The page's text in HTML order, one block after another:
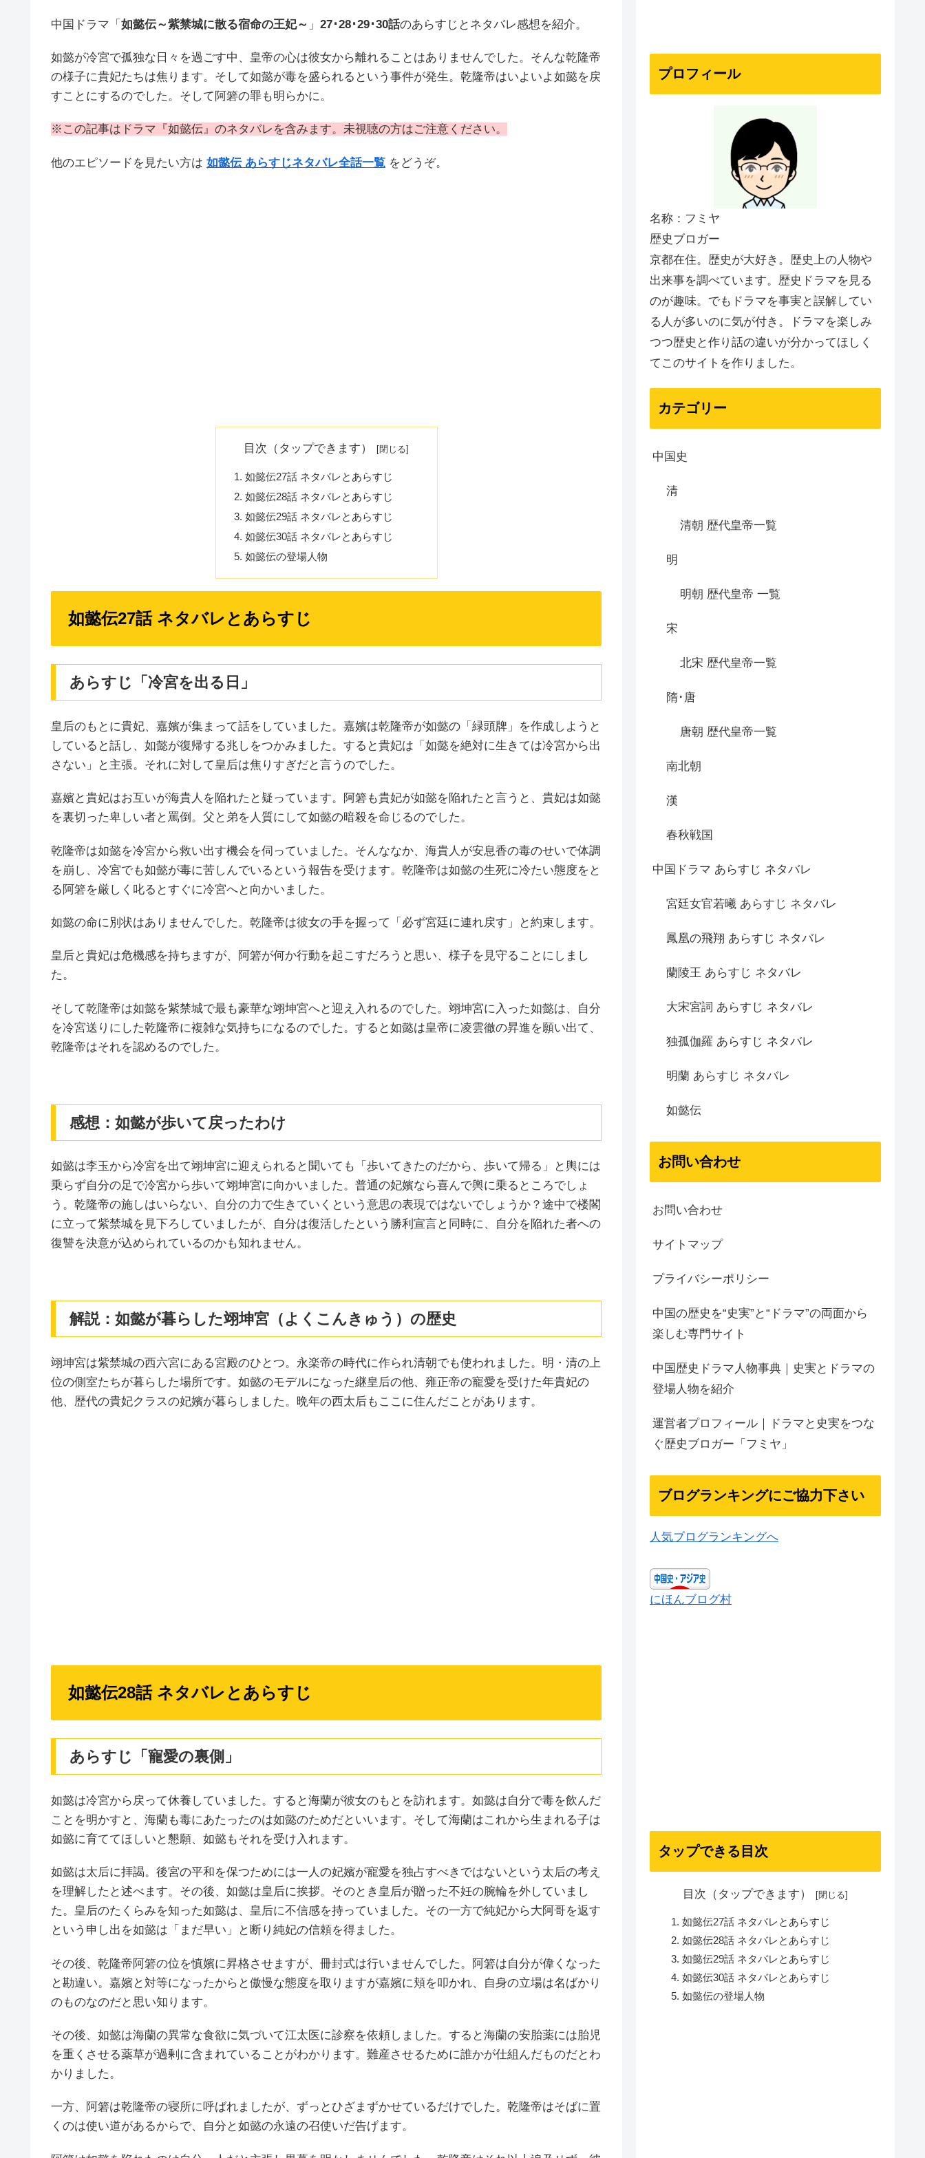
中国ドラマ「 如懿伝～紫禁城に散る宿命の王妃～ 」 27･28･29･30話のあらすじとネタバレ感想を紹介。
如懿が冷宮で孤独な日々を過ごす中、皇帝の心は彼女から離れることはありませんでした。そんな乾隆帝
の様子に貴妃たちは焦ります。そして如懿が毒を盛られるという事件が発生。乾隆帝はいよいよ如懿を戻
すことにするのでした。そして阿箬の罪も明らかに。
※この記事はドラマ『如懿伝』のネタバレを含みます。未視聴の方はご注意ください。
他のエピソードを見たい方は 如懿伝 あらすじネタバレ全話一覧 をどうぞ。
目次（タップできます）
如懿伝27話 ネタバレとあらすじ
如懿伝28話 ネタバレとあらすじ
如懿伝29話 ネタバレとあらすじ
如懿伝30話 ネタバレとあらすじ
如懿伝の登場人物
如懿伝27話 ネタバレとあらすじ
あらすじ「冷宮を出る日」
皇后のもとに貴妃、嘉嬪が集まって話をしていました。嘉嬪は乾隆帝が如懿の「緑頭牌」を作成しようと
していると話し、如懿が復帰する兆しをつかみました。すると貴妃は「如懿を絶対に生きては冷宮から出
さない」と主張。それに対して皇后は焦りすぎだと言うのでした。
嘉嬪と貴妃はお互いが海貴人を陥れたと疑っています。阿箬も貴妃が如懿を陥れたと言うと、貴妃は如懿
を裏切った卑しい者と罵倒。父と弟を人質にして如懿の暗殺を命じるのでした。
乾隆帝は如懿を冷宮から救い出す機会を伺っていました。そんななか、海貴人が安息香の毒のせいで体調
を崩し、冷宮でも如懿が毒に苦しんでいるという報告を受けます。乾隆帝は如懿の生死に冷たい態度をと
る阿箬を厳しく叱るとすぐに冷宮へと向かいました。
如懿の命に別状はありませんでした。乾隆帝は彼女の手を握って「必ず宮廷に連れ戻す」と約束します。
皇后と貴妃は危機感を持ちますが、阿箬が何か行動を起こすだろうと思い、様子を見守ることにしまし
た。
そして乾隆帝は如懿を紫禁城で最も豪華な翊坤宮へと迎え入れるのでした。翊坤宮に入った如懿は、自分
を冷宮送りにした乾隆帝に複雑な気持ちになるのでした。すると如懿は皇帝に凌雲徹の昇進を願い出て、
乾隆帝はそれを認めるのでした。
感想：如懿が歩いて戻ったわけ
如懿は李玉から冷宮を出て翊坤宮に迎えられると聞いても「歩いてきたのだから、歩いて帰る」と輿には
乗らず自分の足で冷宮から歩いて翊坤宮に向かいました。普通の妃嬪なら喜んで輿に乗るところでしょ
う。乾隆帝の施しはいらない、自分の力で生きていくという意思の表現ではないでしょうか？途中で楼閣
に立って紫禁城を見下ろしていましたが、自分は復活したという勝利宣言と同時に、自分を陥れた者への
復讐を決意が込められているのかも知れません。
解説：如懿が暮らした翊坤宮（よくこんきゅう）の歴史
翊坤宮は紫禁城の西六宮にある宮殿のひとつ。永楽帝の時代に作られ清朝でも使われました。明・清の上
位の側室たちが暮らした場所です。如懿のモデルになった継皇后の他、雍正帝の寵愛を受けた年貴妃の
他、歴代の貴妃クラスの妃嬪が暮らしました。晩年の西太后もここに住んだことがあります。
如懿伝28話 ネタバレとあらすじ
あらすじ「寵愛の裏側」
如懿は冷宮から戻って休養していました。すると海蘭が彼女のもとを訪れます。如懿は自分で毒を飲んだ
ことを明かすと、海蘭も毒にあたったのは如懿のためだといいます。そして海蘭はこれから生まれる子は
如懿に育ててほしいと懇願、如懿もそれを受け入れます。
如懿は太后に拝謁。後宮の平和を保つためには一人の妃嬪が寵愛を独占すべきではないという太后の考え
を理解したと述べます。その後、如懿は皇后に挨拶。そのとき皇后が贈った不妊の腕輪を外していまし
た。皇后のたくらみを知った如懿は、皇后に不信感を持っていました。その一方で純妃から大阿哥を返す
という申し出を如懿は「まだ早い」と断り純妃の信頼を得ました。
その後、乾隆帝阿箬の位を慎嬪に昇格させますが、冊封式は行いませんでした。阿箬は自分が偉くなった
と勘違い。嘉嬪と対等になったからと傲慢な態度を取りますが嘉嬪に頬を叩かれ、自身の立場は名ばかり
のものなのだと思い知ります。
その後、如懿は海蘭の異常な食欲に気づいて江太医に診察を依頼しました。すると海蘭の安胎薬には胎児
を重くさせる薬草が過剰に含まれていることがわかります。難産させるために誰かが仕組んだものだとわ
かりました。
一方、阿箬は乾隆帝の寝所に呼ばれましたが、ずっとひざまずかせているだけでした。乾隆帝はそばに置
くのは使い道があるからで、自分と如懿の永遠の召使いだ告げます。
プロフィール
名称：フミヤ
歴史ブロガー
京都在住。歴史が大好き。歴史上の人物や
出来事を調べています。歴史ドラマを見る
のが趣味。でもドラマを事実と誤解してい
る人が多いのに気が付き。ドラマを楽しみ
つつ歴史と作り話の違いが分かってほしく
てこのサイトを作りました。
カテゴリー
中国史
清
清朝 歴代皇帝一覧
明
明朝 歴代皇帝 一覧
宋
北宋 歴代皇帝一覧
隋･唐
唐朝 歴代皇帝一覧
南北朝
漢
春秋戦国
中国ドラマ あらすじ ネタバレ
宮廷女官若曦 あらすじ ネタバレ
鳳凰の飛翔 あらすじ ネタバレ
蘭陵王 あらすじ ネタバレ
大宋宮詞 あらすじ ネタバレ
独孤伽羅 あらすじ ネタバレ
明蘭 あらすじ ネタバレ
如懿伝
お問い合わせ
お問い合わせ
サイトマップ
プライバシーポリシー
中国の歴史を“史実”と“ドラマ”の両面から
楽しむ専門サイト
中国歴史ドラマ人物事典｜史実とドラマの
登場人物を紹介
運営者プロフィール｜ドラマと史実をつな
ぐ歴史ブロガー「フミヤ」
ブログランキングにご協力下さい
人気ブログランキングへ
にほんブログ村
タップできる目次
目次（タップできます）
如懿伝27話 ネタバレとあらすじ
如懿伝28話 ネタバレとあらすじ
如懿伝29話 ネタバレとあらすじ
如懿伝30話 ネタバレとあらすじ
如懿伝の登場人物